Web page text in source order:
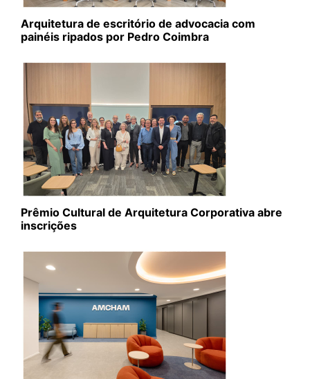
Arquitetura de escritório de advocacia com
painéis ripados por Pedro Coimbra
Prêmio Cultural de Arquitetura Corporativa abre
inscrições